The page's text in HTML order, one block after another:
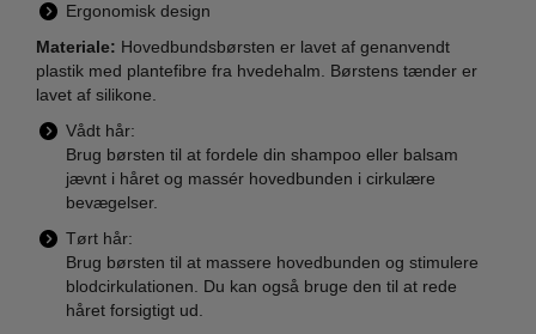
Ergonomisk design
Materiale: Hovedbundsbørsten er lavet af genanvendt
plastik med plantefibre fra hvedehalm. Børstens tænder er
lavet af silikone.
Vådt hår:
Brug børsten til at fordele din shampoo eller balsam
jævnt i håret og massér hovedbunden i cirkulære
bevægelser.
Tørt hår:
Brug børsten til at massere hovedbunden og stimulere
blodcirkulationen. Du kan også bruge den til at rede
håret forsigtigt ud.